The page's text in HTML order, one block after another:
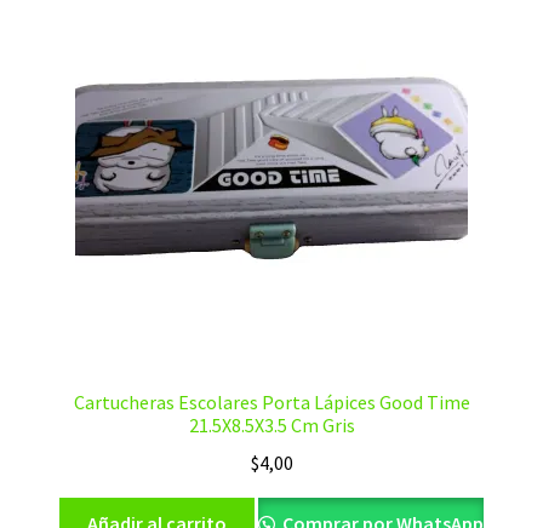
Cartucheras Escolares Porta Lápices Good Time
21.5X8.5X3.5 Cm Gris
$4,00